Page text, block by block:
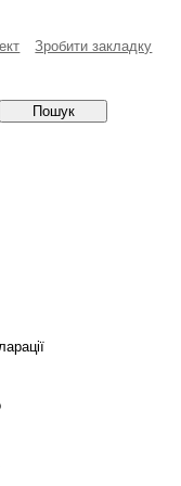
Зробити закладку